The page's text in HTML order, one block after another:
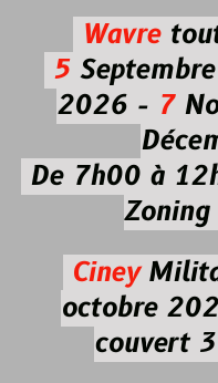
Wavre
5
2026 -7
De 7h00 à
Ciney
octobre
couvert